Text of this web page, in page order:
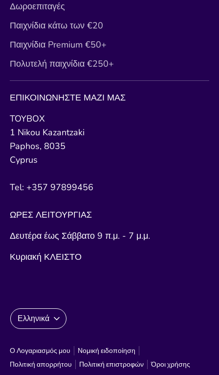
Δωροεπιταγές
Παιχνίδια κάτω των €20
Παιχνίδια Premium €50+
Πολυτελή παιχνίδια €250+
ΕΠΙΚΟΙΝΩΝΗΣΤΕ ΜΑΖΙ ΜΑΣ
TOYBOX
1 Nikou Kazantzaki
Paphos, 8035
Cyprus
Tel: +357 97899456
ΩΡΕΣ ΛΕΙΤΟΥΡΓΙΑΣ
Δευτέρα έως Σάββατο 9 π.μ. - 7 μ.μ.
Κυριακή ΚΛΕΙΣΤΟ
Ο Λογαριασμός μου
Νομική ειδοποίηση
Πολιτική απορρήτου
Πολιτική επιστροφών
Όροι χρήσης
Γλώσσα
Ελληνικά